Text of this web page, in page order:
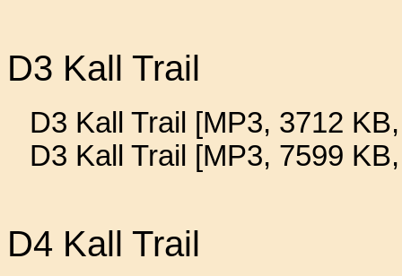
D3 Kall Trail
D3 Kall Trail [MP3, 3712
D3 Kall Trail [MP3, 7599
D4 Kall Trail